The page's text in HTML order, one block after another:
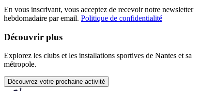
En vous inscrivant, vous acceptez de recevoir notre newsletter
hebdomadaire par email. Politique de confidentialité
Découvrir plus
Explorez les clubs et les installations sportives de Nantes et sa
métropole.
Découvrez votre prochaine activité